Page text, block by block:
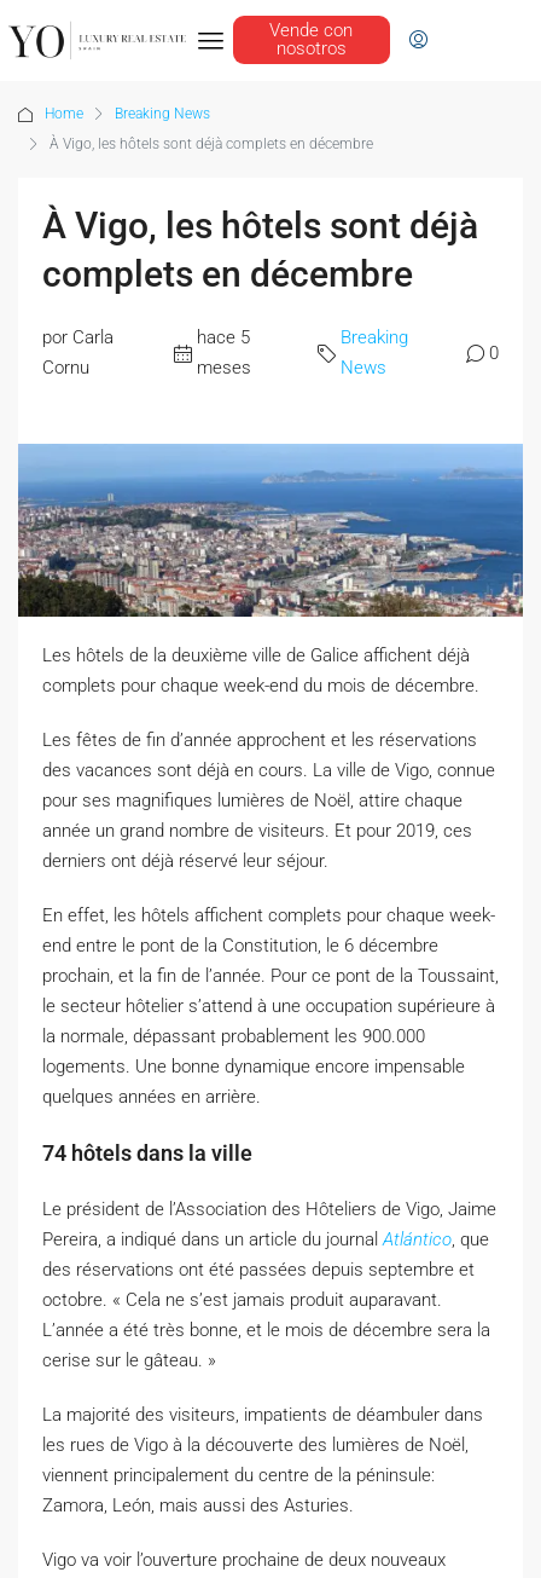
Vende con
nosotros
Home
Breaking News
À Vigo, les hôtels sont déjà complets en décembre
À Vigo, les hôtels sont déjà
complets en décembre
por Carla
Cornu
hace 5
meses
Breaking
News
0
Les hôtels de la deuxième ville de Galice affichent déjà
complets pour chaque week-end du mois de décembre.
Les fêtes de fin d’année approchent et les réservations
des vacances sont déjà en cours. La ville de Vigo, connue
pour ses magnifiques lumières de Noël, attire chaque
année un grand nombre de visiteurs. Et pour 2019, ces
derniers ont déjà réservé leur séjour.
En effet, les hôtels affichent complets pour chaque week-
end entre le pont de la Constitution, le 6 décembre
prochain, et la fin de l’année. Pour ce pont de la Toussaint,
le secteur hôtelier s’attend à une occupation supérieure à
la normale, dépassant probablement les 900.000
logements. Une bonne dynamique encore impensable
quelques années en arrière.
74 hôtels dans la ville
Le président de l’Association des Hôteliers de Vigo, Jaime
Pereira, a indiqué dans un article du journalAtlántico, que
des réservations ont été passées depuis septembre et
octobre. « Cela ne s’est jamais produit auparavant.
L’année a été très bonne, et le mois de décembre sera la
cerise sur le gâteau. »
La majorité des visiteurs, impatients de déambuler dans
les rues de Vigo à la découverte des lumières de Noël,
viennent principalement du centre de la péninsule:
Zamora, León, mais aussi des Asturies.
Vigo va voir l’ouverture prochaine de deux nouveaux